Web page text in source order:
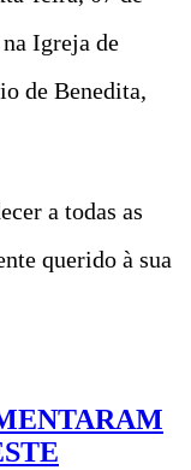
Igreja de
de Benedita,
a todas as
querido à sua